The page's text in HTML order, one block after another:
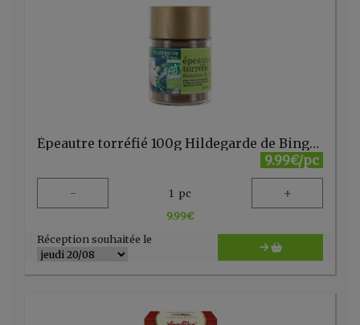
Épeautre torréfié 100g Hildegarde de Bingen
9.99€/pc
- 1 pc +
9.99€
Réception souhaitée le